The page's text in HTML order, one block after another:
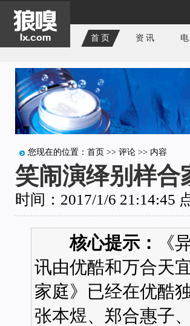
首页 资讯
您现在的位置： 首页 >> 评论 >> 内容
笑闹演绎别样合
时间：2017/1/6 21:14:45
核心提示：
《
讯由优酷和万合天
家庭》已经在优酷
张本煜、郑合惠子